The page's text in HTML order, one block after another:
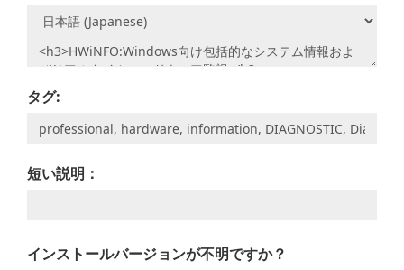
タグ:
短い説明：
インストールバージョンが不明ですか？